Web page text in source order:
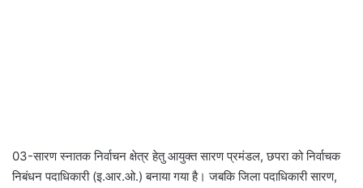
03-सारण स्नातक निर्वाचन क्षेत्र हेतु आयुक्त सारण प्रमंडल, छपरा को निर्वाचक
निबंधन पदाधिकारी (इ.आर.ओ.) बनाया गया है। जबकि जिला पदाधिकारी सारण,